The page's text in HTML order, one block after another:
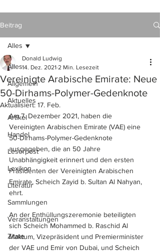
Beitrag
Alles
Allgemein
Aktuelles
Artikel
Handel
Leserpost
Lexikon
Literatur
Sammlungen
Veranstaltungen
Zitate
Alles
Vereinigte Arabische Emirate: Neue
50-Dirhams-Polymer-Gedenknote
Donald Ludwig
14. Dez. 2021 2 Min. Lesezeit
Aktualisiert: 17. Feb.
Am 7. Dezember 2021, haben die
Vereinigten Arabischen Emirate (VAE) eine
50-Dirhams-Polymer-Gedenknote
ausgegeben, die an 50 Jahre
Unabhängigkeit erinnert und den ersten
Präsidenten der Vereinigten Arabischen
Emirate, Scheich Zayid b. Sultan Al Nahyan,
ehrt.
An der Enthüllungszeremonie beteiligten
sich Scheich Mohammed b. Raschid Al
Maktum, Vizepräsident und Premierminister
der VAE und Emir von Dubai, und Scheich